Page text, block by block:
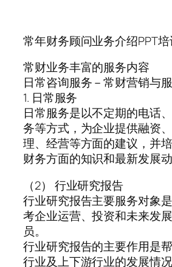
常年财务顾问业务介绍PPT
常财业务丰富的服务内容
日常咨询服务－常财营销与
1. 日常服务
日常服务是以不定期的电话
务等方式，为企业提供融资
理、经营等方面的建议，并
财务方面的知识和最新发展动
（2） 行业研究报告
行业研究报告主要服务对象
考企业运营、投资和未来发
员。
行业研究报告的主要作用是
行业及上下游行业的发展情